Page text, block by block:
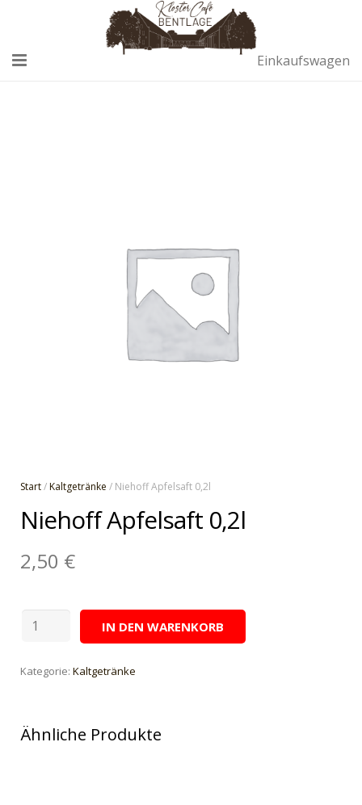
Einkaufswagen
Start/Kaltgetränke / Niehoff Apfelsaft 0,2l
Niehoff Apfelsaft 0,2l
2,50 €
Niehoff
0,2l
IN DEN WARENKORB
Kategorie: Kaltgetränke
Ähnliche Produkte